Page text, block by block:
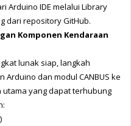
Arduino IDE melalui Library
dari repository GitHub.
Komponen Kendaraan
lunak siap, langkah
dan modul CANBUS ke
utama yang dapat terhubung